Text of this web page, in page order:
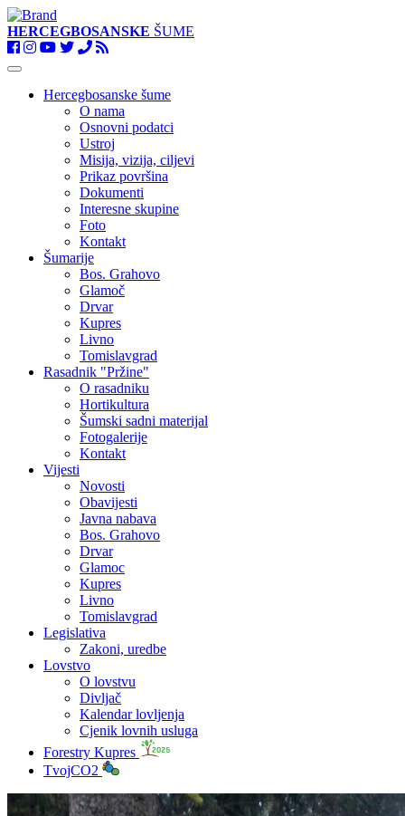
HERCEGBOSANSKE ŠUME
Toggle
navigationHercegbosanske šume
O nama
Osnovni podatci
Ustroj
Misija, vizija, ciljevi
Prikaz površina
Dokumenti
Interesne skupine
Foto
Kontakt
Šumarije
Bos. Grahovo
Glamoč
Drvar
Kupres
Livno
Tomislavgrad
Rasadnik "Pržine"
O rasadniku
Hortikultura
Šumski sadni materijal
Fotogalerije
Kontakt
Vijesti
Novosti
Obavijesti
Javna nabava
Bos. Grahovo
Drvar
Glamoc
Kupres
Livno
Tomislavgrad
Legislativa
Zakoni, uredbe
Lovstvo
O lovstvu
Divljač
Kalendar lovljenja
Cjenik lovnih usluga
Forestry Kupres
TvojCO2